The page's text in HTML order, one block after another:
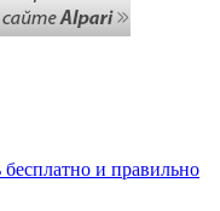
бесплатно и правильно